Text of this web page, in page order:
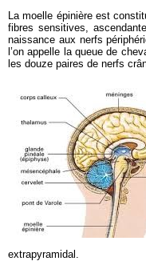
La moelle épinière est
fibres sensitives,
naissance aux nerfs
l’on appelle la queue de
les douze paires de nerfs
extrapyramidal.